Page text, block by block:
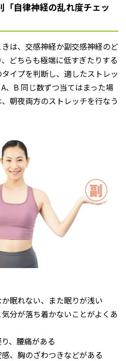
自律神経の乱れ度チェッ
は、交感神経か副交感神経のど
どちらも極端に低すぎたりする
イプを判断し、適したストレッ
、B 同じ数ずつ当てはまった場
朝夜両方のストレッチを行なう
眠れない、また眠りが浅い
分が落ち着かないことがよくあ
、腰痛がある
、胸のざわつきなどがある